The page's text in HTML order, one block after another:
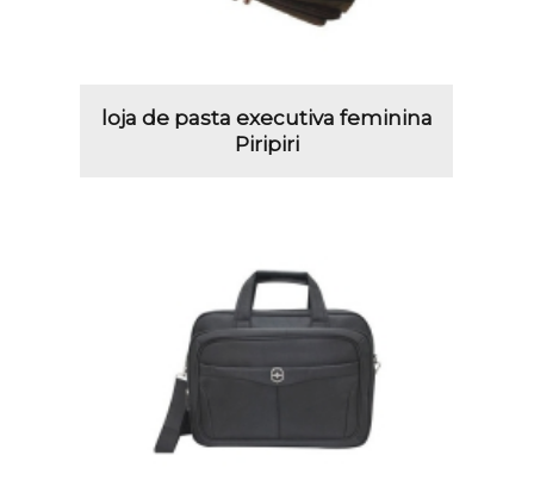
loja de pasta executiva feminina
Piripiri